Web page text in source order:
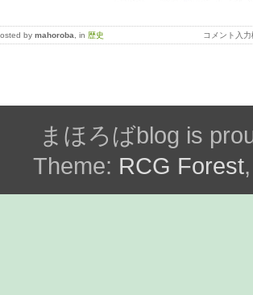
by mahoroba , in 歴史 コメント入力
まほろばblog is
Theme: RCG Forest